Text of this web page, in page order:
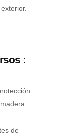
:
de